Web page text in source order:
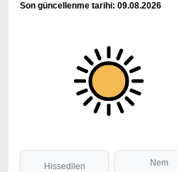
Son güncellenme tarihi: 09.08.2026
Hissedilen Nem